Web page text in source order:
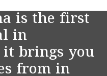
is the first
in
it brings you
from in